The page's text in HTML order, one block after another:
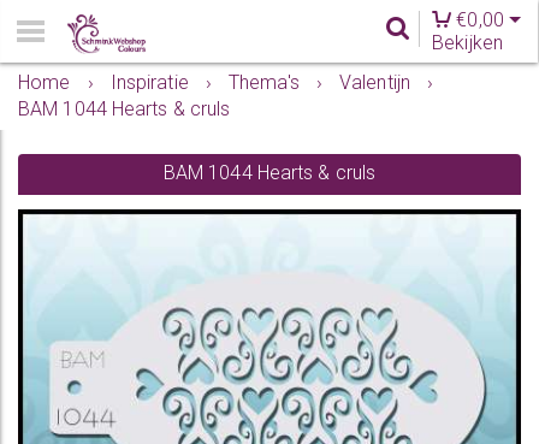
€0,00
Bekijken
Home
› Inspiratie › Thema's › Valentijn
›
BAM 1044 Hearts & cruls
BAM 1044 Hearts & cruls